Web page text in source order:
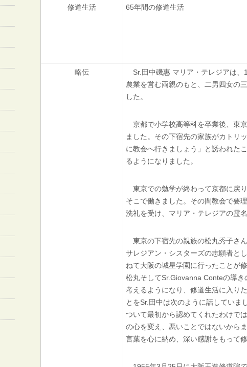
修道生活 65年間の修道生活
略伝
Sr.田中磯惠 マリア・テレジアは、
農業を営む両親のもと、二男四女の
した。
京都で小学校高等科を卒業後、東
ました。その下宿先の家族がカトリ
に教会へ行きましょう」と誘われた
るようになりました。
東京での勉学が終わって京都に戻
そこで働きました。その間教会で要
洗礼を受け、マリア・テレジアの霊
東京の下宿先の親族の松丸秀子さ
サレジアン・シスターズの志願者と
ねて大阪の城星学園に行ったことが
松丸そしてSr.Giovanna Conteの導
考えるようになり、修道生活に入り
とをSr.田中は次のように話していま
ついて最初から認めてくれたわけで
の心を変え、悪いことではないから
言葉を心に納め、深い感謝をもって